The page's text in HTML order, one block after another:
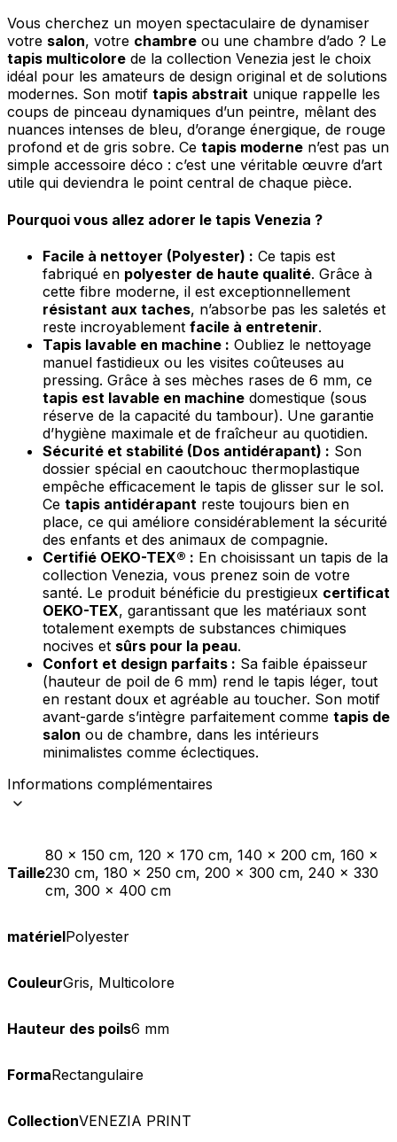
Vous cherchez un moyen spectaculaire de dynamiser
votre salon, votre chambre ou une chambre d’ado ? Le
tapis multicolore de la collection Venezia jest le choix
idéal pour les amateurs de design original et de solutions
modernes. Son motif tapis abstrait unique rappelle les
coups de pinceau dynamiques d’un peintre, mêlant des
nuances intenses de bleu, d’orange énergique, de rouge
profond et de gris sobre. Ce tapis moderne n’est pas un
simple accessoire déco : c’est une véritable œuvre d’art
utile qui deviendra le point central de chaque pièce.
Pourquoi vous allez adorer le tapis Venezia ?
Facile à nettoyer (Polyester) : Ce tapis est
fabriqué en polyester de haute qualité. Grâce à
cette fibre moderne, il est exceptionnellement
résistant aux taches, n’absorbe pas les saletés et
reste incroyablement facile à entretenir.
Tapis lavable en machine : Oubliez le nettoyage
manuel fastidieux ou les visites coûteuses au
pressing. Grâce à ses mèches rases de 6 mm, ce
tapis est lavable en machine domestique (sous
réserve de la capacité du tambour). Une garantie
d’hygiène maximale et de fraîcheur au quotidien.
Sécurité et stabilité (Dos antidérapant) : Son
dossier spécial en caoutchouc thermoplastique
empêche efficacement le tapis de glisser sur le sol.
Ce tapis antidérapant reste toujours bien en
place, ce qui améliore considérablement la sécurité
des enfants et des animaux de compagnie.
Certifié OEKO-TEX® : En choisissant un tapis de la
collection Venezia, vous prenez soin de votre
santé. Le produit bénéficie du prestigieux certificat
OEKO-TEX, garantissant que les matériaux sont
totalement exempts de substances chimiques
nocives et sûrs pour la peau.
Confort et design parfaits : Sa faible épaisseur
(hauteur de poil de 6 mm) rend le tapis léger, tout
en restant doux et agréable au toucher. Son motif
avant-garde s’intègre parfaitement comme tapis de
salon ou de chambre, dans les intérieurs
minimalistes comme éclectiques.
Informations complémentaires
Taille
80 x 150 cm, 120 x 170 cm, 140 x 200 cm, 160 x
230 cm, 180 x 250 cm, 200 x 300 cm, 240 x 330
cm, 300 x 400 cm
matérielPolyester
CouleurGris, Multicolore
Hauteur des poils6 mm
FormaRectangulaire
CollectionVENEZIA PRINT